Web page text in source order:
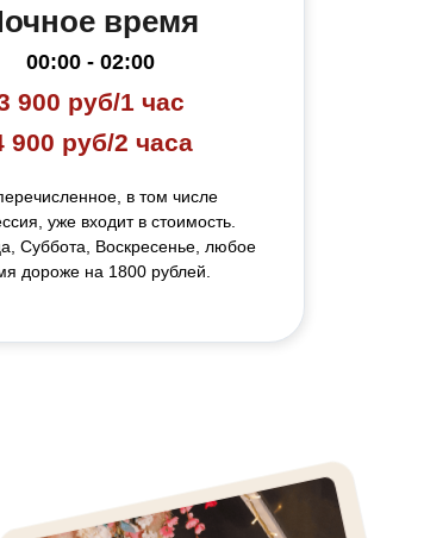
время
00:00 - 02:00
900 руб/1 час
в том числе
уже входит в стоимость.
Суббота, Воскресенье, любое
дороже на 1800 рублей.
900 руб/2 часа